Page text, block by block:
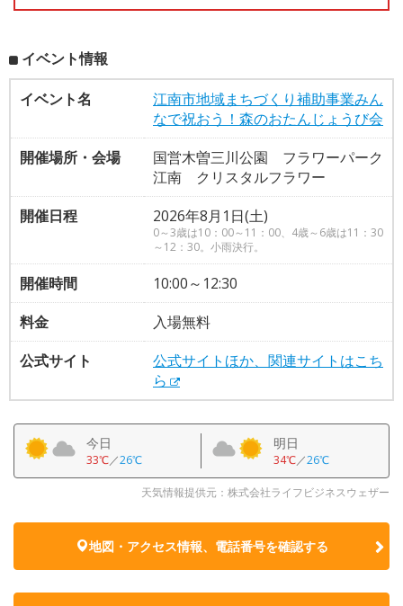
イベント情報
イベント名
江南市地域まちづくり補助事業みん
なで祝おう！森のおたんじょうび会
開催場所・会場
国営木曽三川公園 フラワーパーク
江南 クリスタルフラワー
開催日程
2026年8月1日(土)
0～3歳は10：00～11：00、4歳～6歳は11：30
～12：30。小雨決行。
開催時間
10:00～12:30
料金
入場無料
公式サイト
公式サイトほか、関連サイトはこち
ら
今日
33℃／26℃
明日
34℃／26℃
天気情報提供元：株式会社ライフビジネスウェザー
地図・アクセス情報、電話番号を確認する